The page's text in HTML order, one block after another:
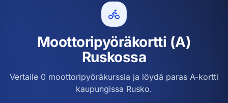
Moottoripyöräkortti (A)
Ruskossa
Vertaile 0 moottoripyöräkurssia ja löydä paras A-kortti
kaupungissa Rusko.